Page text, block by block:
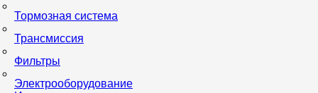
Тормозная система
Трансмиссия
Фильтры
Электрооборудование